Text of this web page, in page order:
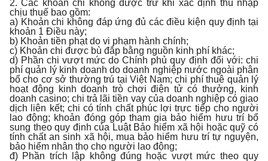
2. Các khoản chi không được trừ khi xác định thu nhập
chịu thuế bao gồm:
a) Khoản chi không đáp ứng đủ các điều kiện quy định tại
khoản 1 Điều này;
b) Khoản tiền phạt do vi phạm hành chính;
c) Khoản chi được bù đắp bằng nguồn kinh phí khác;
d) Phần chi vượt mức do Chính phủ quy định đối với: chi
phí quản lý kinh doanh do doanh nghiệp nước ngoài phân
bổ cho cơ sở thường trú tại Việt Nam; chi phí thuê quản lý
hoạt động kinh doanh trò chơi điện tử có thưởng, kinh
doanh casino; chi trả lãi tiền vay của doanh nghiệp có giao
dịch liên kết; chi có tính chất phúc lợi trực tiếp cho người
lao động; khoản đóng góp tham gia bảo hiểm hưu trí bổ
sung theo quy định của Luật Bảo hiểm xã hội hoặc quỹ có
tính chất an sinh xã hội, mua bảo hiểm hưu trí tự nguyện,
bảo hiểm nhân thọ cho người lao động;
đ) Phần trích lập không đúng hoặc vượt mức theo quy